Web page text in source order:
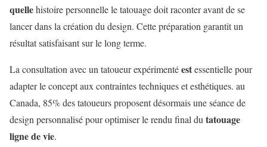
quellehistoire personnelle le tatouage doit raconter avant de se
lancer dans la création du design. Cette préparation garantit un
résultat satisfaisant sur le long terme.
La consultation avec un tatoueur expérimentéestessentielle pour
adapter le concept aux contraintes techniques et esthétiques. au
Canada, 85% des tatoueurs proposent désormais une séance de
design personnalisé pour optimiser le rendu final du tatouage
ligne de vie.